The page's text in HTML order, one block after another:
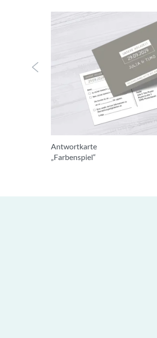
Antwortkarte
„Farbenspiel“